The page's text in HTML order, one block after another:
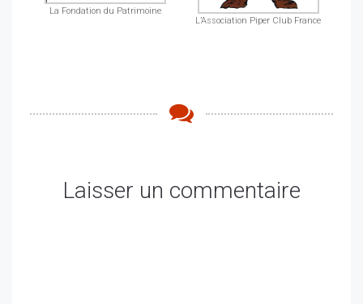
La Fondation du Patrimoine
L’Association Piper Club France
Laisser un commentaire